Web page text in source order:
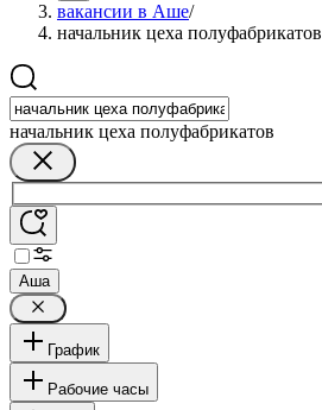
вакансии в Аше/
начальник цеха полуфабрикатов
начальник цеха полуфабрикатов
Аша
График
Рабочие часы